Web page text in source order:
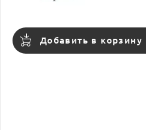
Добавить в корзину